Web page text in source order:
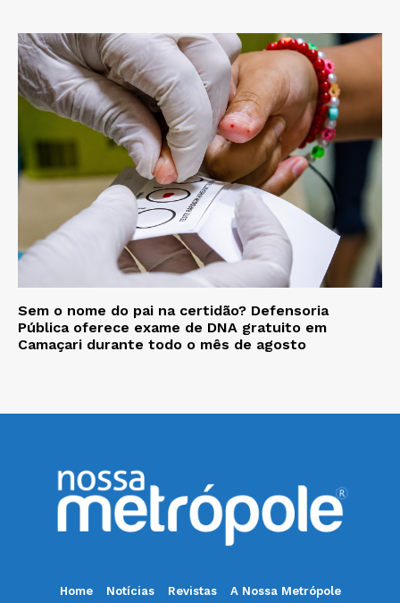
Sem o nome do pai na certidão? Defensoria
Pública oferece exame de DNA gratuito em
Camaçari durante todo o mês de agosto
Home Notícias Revistas A Nossa Metrópole